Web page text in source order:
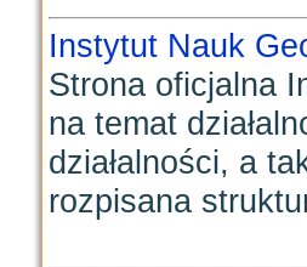
Instytut Nauk
Strona oficjalna
na temat
działalności, a
rozpisana